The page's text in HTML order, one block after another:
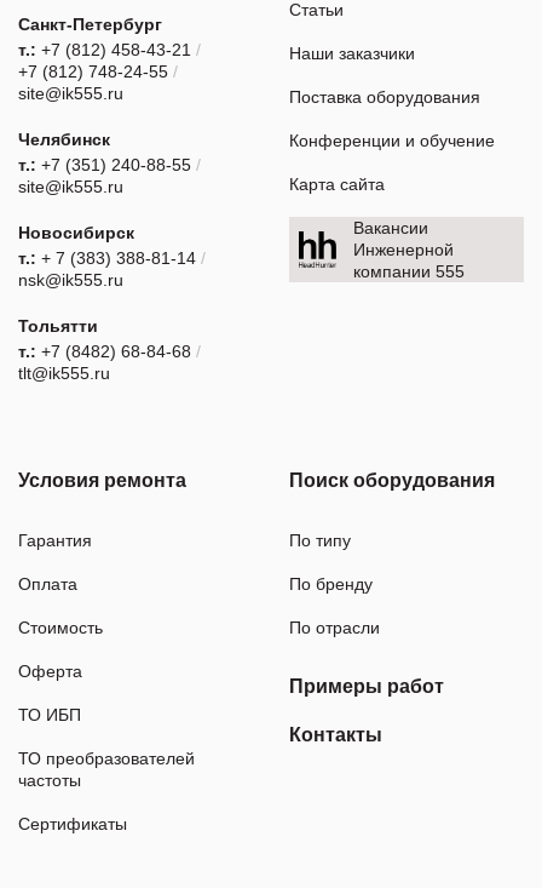
Санкт-Петербург
т.: +7 (812) 458-43-21 /
+7 (812) 748-24-55 /
site@ik555.ru
Челябинск
т.: +7 (351) 240-88-55 /
site@ik555.ru
Новосибирск
т.: + 7 (383) 388-81-14 /
nsk@ik555.ru
Тольятти
т.: +7 (8482) 68-84-68 /
tlt@ik555.ru
Статьи
Наши заказчики
Поставка оборудования
Конференции и обучение
Карта сайта
Вакансии
Инженерной
компании 555
Условия ремонта
Гарантия
Оплата
Стоимость
Оферта
ТО ИБП
ТО преобразователей
частоты
Сертификаты
Поиск оборудования
По типу
По бренду
По отрасли
Примеры работ
Контакты